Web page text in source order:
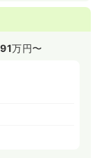
91万円〜